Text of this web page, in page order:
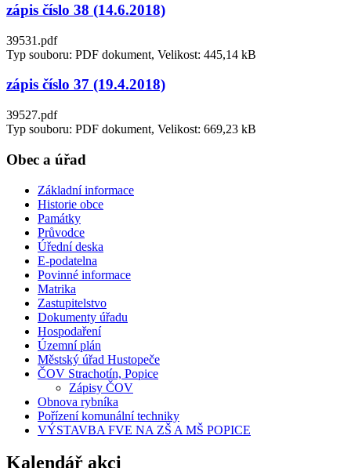
zápis číslo 38 (14.6.2018)
39531.pdf
Typ souboru: PDF dokument, Velikost: 445,14 kB
zápis číslo 37 (19.4.2018)
39527.pdf
Typ souboru: PDF dokument, Velikost: 669,23 kB
Obec a úřad
Základní informace
Historie obce
Památky
Průvodce
Úřední deska
E-podatelna
Povinné informace
Matrika
Zastupitelstvo
Dokumenty úřadu
Hospodaření
Územní plán
Městský úřad Hustopeče
ČOV Strachotín, Popice
Zápisy ČOV
Obnova rybníka
Pořízení komunální techniky
VÝSTAVBA FVE NA ZŠ A MŠ POPICE
Kalendář akci